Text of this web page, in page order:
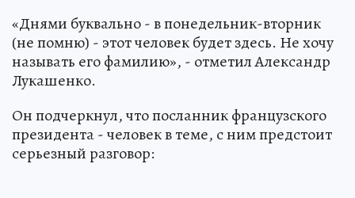
«Днями буквально - в понедельник-вторник
(не помню) - этот человек будет здесь. Не хочу
называть его фамилию», - отметил Александр
Лукашенко.
Он подчеркнул, что посланник французского
президента - человек в теме, с ним предстоит
серьезный разговор: